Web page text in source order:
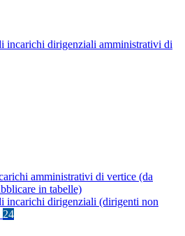
incarichi dirigenziali amministrativi di
amministrativi di vertice (da
in tabelle)
incarichi dirigenziali (dirigenti non
24